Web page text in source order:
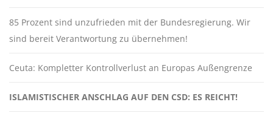
85 Prozent sind unzufrieden mit der Bundesregierung. Wir
sind bereit Verantwortung zu übernehmen!
Ceuta: Kompletter Kontrollverlust an Europas Außengrenze
ISLAMISTISCHER ANSCHLAG AUF DEN CSD: ES REICHT!